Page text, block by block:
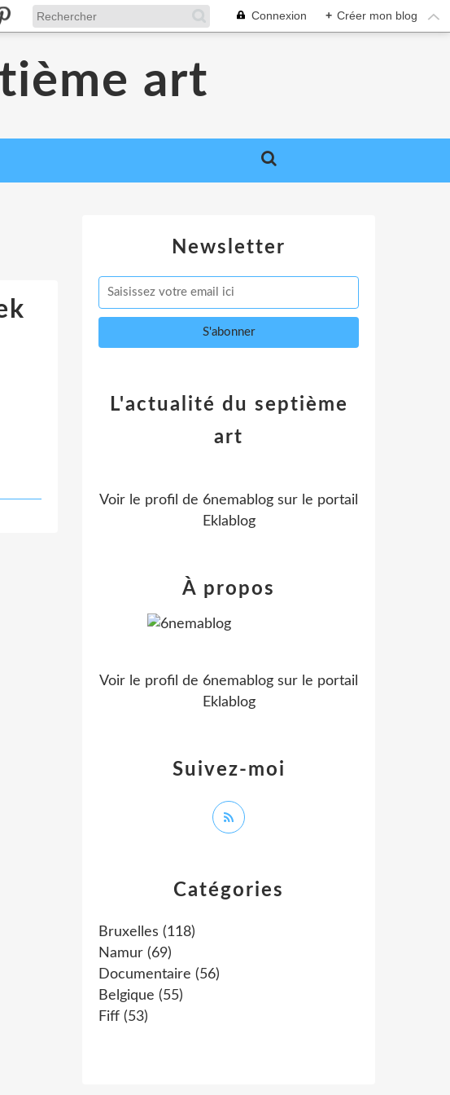
Connexion + Créer mon blog
art
Newsletter
Catégories
Bruxelles (118)
Namur (69)
Documentaire (56)
Belgique (55)
Fiff (53)
L'actualité du septième
art
Voir le profil de 6nemablog sur le portail
Eklablog
Suivez-moi
À propos
Voir le profil de 6nemablog sur le portail
Eklablog